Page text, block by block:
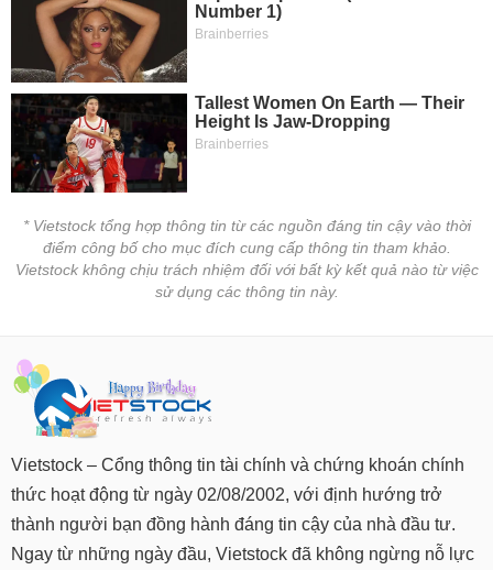
* Vietstock tổng hợp thông tin từ các nguồn đáng tin cậy vào thời
điểm công bố cho mục đích cung cấp thông tin tham khảo.
Vietstock không chịu trách nhiệm đối với bất kỳ kết quả nào từ việc
sử dụng các thông tin này.
Vietstock – Cổng thông tin tài chính và chứng khoán chính
thức hoạt động từ ngày 02/08/2002, với định hướng trở
thành người bạn đồng hành đáng tin cậy của nhà đầu tư.
Ngay từ những ngày đầu, Vietstock đã không ngừng nỗ lực